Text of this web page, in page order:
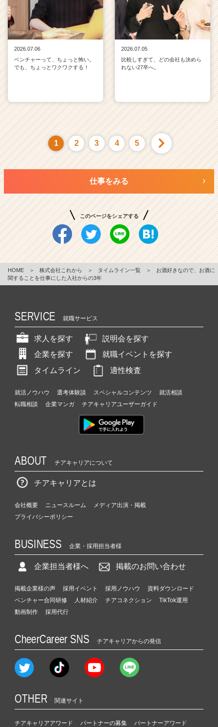
2026.07.06
ベンチャーって、ちょっと怖い。
でも、ちょっとワクワクする！
2026.07.05
比較しすぎて、どの会社も決めら
れない27卒へ。
1 2 3 4 5
仕事をみる
このページをシェアする
HOME ＞ 株式会社これから ＞ タイムライン一覧 ＞
お酒好きなので、お酒に
関することを仕事にした入社からの3年
SERVICE 就職サービス
求人を探す
説明会を探す
企業を探す
就職イベントを探す
タイムライン
適性検査
就活ノウハウ 選考体験談 スペシャルコンテンツ
就活相談
転職相談
企業マンガ チアキャリアユーザーガイド
ABOUT チアキャリアについて
チアキャリアとは
会社概要 ニュースルーム
メディア出演・掲載
プライバシーポリシー
BUSINESS 企業・採用担当者様
企業担当者様へ 掲載のお問い合わせ
掲載企業様の声 採用イベント 採用ノウハウ
資料ダウンロード
ベンチャー合同研修
人材紹介 チアコネクション
TikTok運用
動画制作
採用代行
CheerCareer SNS チアキャリアからの発信
OTHER 関連サイト
チアキャリアアワード パートナーの募集 パートナーアワード